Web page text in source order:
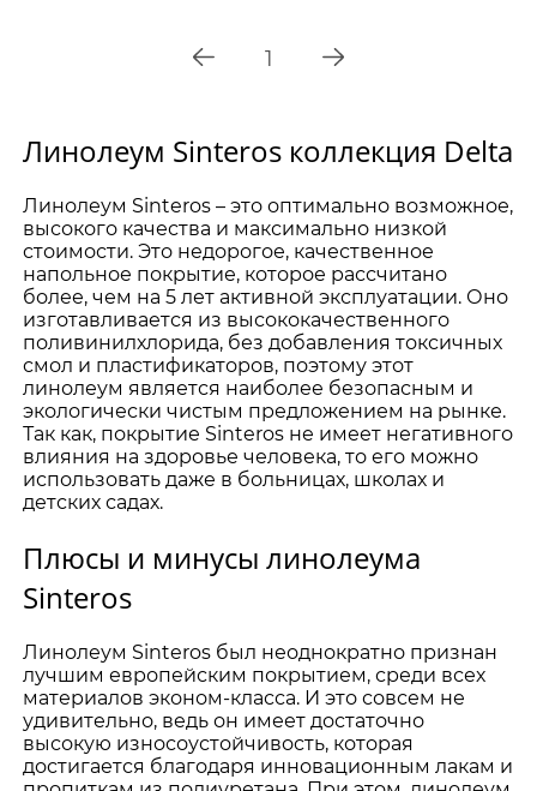
1
Линолеум Sinteros коллекция Delta
Линолеум Sinteros – это оптимально возможное,
высокого качества и максимально низкой
стоимости. Это недорогое, качественное
напольное покрытие, которое рассчитано
более, чем на 5 лет активной эксплуатации. Оно
изготавливается из высококачественного
поливинилхлорида, без добавления токсичных
смол и пластификаторов, поэтому этот
линолеум является наиболее безопасным и
экологически чистым предложением на рынке.
Так как, покрытие Sinteros не имеет негативного
влияния на здоровье человека, то его можно
использовать даже в больницах, школах и
детских садах.
Плюсы и минусы линолеума
Sinteros
Линолеум Sinteros был неоднократно признан
лучшим европейским покрытием, среди всех
материалов эконом-класса. И это совсем не
удивительно, ведь он имеет достаточно
высокую износоустойчивость, которая
достигается благодаря инновационным лакам и